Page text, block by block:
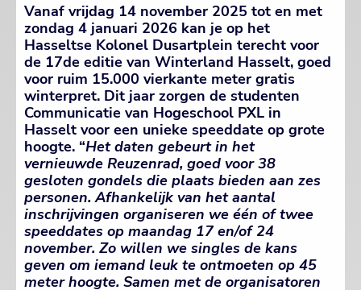
Vanaf vrijdag 14 november 2025 tot en met
zondag 4 januari 2026 kan je op het
Hasseltse Kolonel Dusartplein terecht voor
de 17de editie van Winterland Hasselt, goed
voor ruim 15.000 vierkante meter gratis
winterpret. Dit jaar zorgen de studenten
Communicatie van Hogeschool PXL in
Hasselt voor een unieke speeddate op grote
hoogte. “Het daten gebeurt in het
vernieuwde Reuzenrad, goed voor 38
gesloten gondels die plaats bieden aan zes
personen. Afhankelijk van het aantal
inschrijvingen organiseren we één of twee
speeddates op maandag 17 en/of 24
november. Zo willen we singles de kans
geven om iemand leuk te ontmoeten op 45
meter hoogte. Samen met de organisatoren